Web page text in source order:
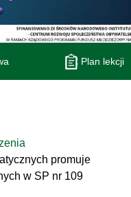
Plan lekcji
promuje
w SP nr 109